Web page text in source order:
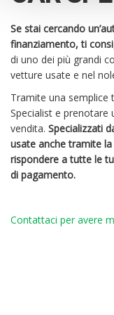
Se stai cercando
finanziamento, ti
di uno dei più grandi
vetture usate e nel
Tramite una
Specialist e
vendita. Specializzati
usate anche tramite
rispondere a tutte le
di pagamento.
Contattaci per avere